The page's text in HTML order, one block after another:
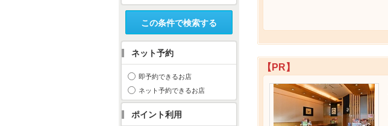
この条件で検索する
ネット予約
即予約できるお店
ネット予約できるお店
ポイント利用
【PR】